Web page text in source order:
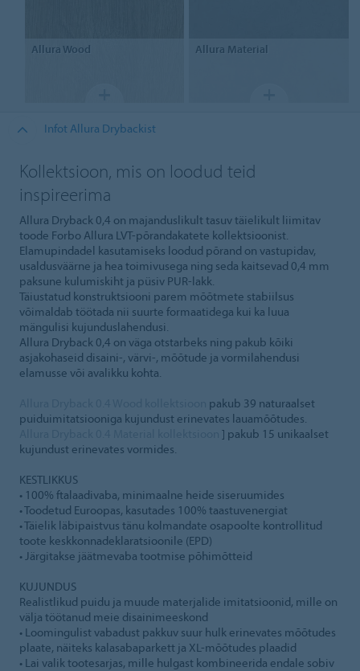
Allura Wood Allura Material
Infot Allura Drybackist
Kollektsioon, mis on loodud teid
inspireerima
Allura Dryback 0,4 on majanduslikult tasuv täielikult liimitav
toode Forbo Allura LVT-põrandakatete kollektsioonist.
Elamupindadel kasutamiseks loodud põrand on vastupidav,
usaldusväärne ja hea toimivusega ning seda kaitsevad 0,4 mm
paksune kulumiskiht ja püsiv PUR-lakk.
Täiustatud konstruktsiooni parem mõõtmete stabiilsus
võimaldab töötada nii suurte formaatidega kui ka luua
mängulisi kujunduslahendusi.
Allura Dryback 0,4 on väga otstarbeks ning pakub kõiki
asjakohaseid disaini-, värvi-, mõõtude ja vormilahendusi
elamusse või avalikku kohta.
pakub 39 naturaalset
puiduimitatsiooniga kujundust erinevates lauamõõtudes.
] pakub 15 unikaalset
kujundust erinevates vormides.
KESTLIKKUS
• 100% ftalaadivaba, minimaalne heide siseruumides
• Toodetud Euroopas, kasutades 100% taastuvenergiat
• Täielik läbipaistvus tänu kolmandate osapoolte kontrollitud
toote keskkonnadeklaratsioonile (EPD)
• Järgitakse jäätmevaba tootmise põhimõtteid
KUJUNDUS
Realistlikud puidu ja muude materjalide imitatsioonid, mille on
välja töötanud meie disainimeeskond
• Loomingulist vabadust pakkuv suur hulk erinevates mõõtudes
plaate, näiteks kalasabaparkett ja XL-mõõtudes plaadid
• Lai valik tootesarjas, mille hulgast kombineerida endale sobiv